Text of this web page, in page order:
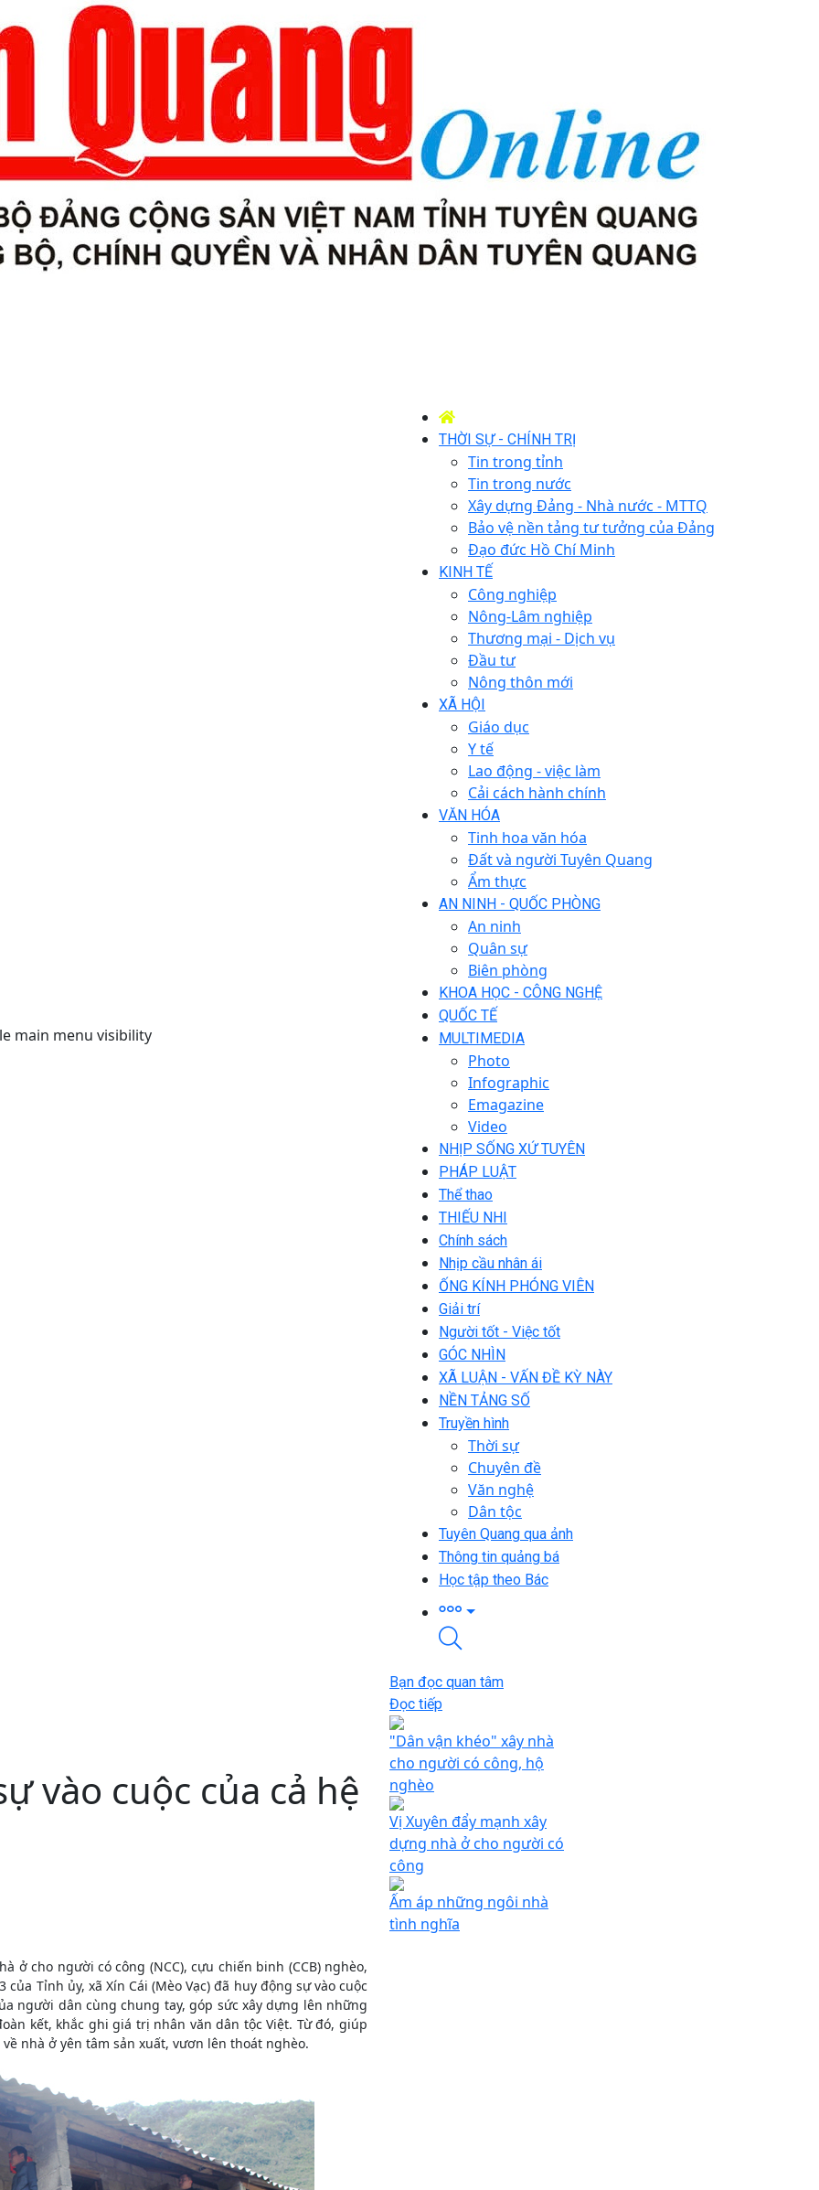
main menu visibility
THỜI SỰ - CHÍNH TRỊ
Tin trong tỉnh
Tin trong nước
Xây dựng Đảng - Nhà nước - MTTQ
Bảo vệ nền tảng tư tưởng của Đảng
Đạo đức Hồ Chí Minh
KINH TẾ
Công nghiệp
Nông-Lâm nghiệp
Thương mại - Dịch vụ
Đầu tư
Nông thôn mới
XÃ HỘI
Giáo dục
Y tế
Lao động - việc làm
Cải cách hành chính
VĂN HÓA
Tinh hoa văn hóa
Đất và người Tuyên Quang
Ẩm thực
AN NINH - QUỐC PHÒNG
An ninh
Quân sự
Biên phòng
KHOA HỌC - CÔNG NGHỆ
QUỐC TẾ
MULTIMEDIA
Photo
Infographic
Emagazine
Video
NHỊP SỐNG XỨ TUYÊN
PHÁP LUẬT
Thể thao
THIẾU NHI
Chính sách
Nhịp cầu nhân ái
ỐNG KÍNH PHÓNG VIÊN
Giải trí
Người tốt - Việc tốt
GÓC NHÌN
XÃ LUẬN - VẤN ĐỀ KỲ NÀY
NỀN TẢNG SỐ
Truyền hình
Thời sự
Chuyên đề
Văn nghệ
Dân tộc
Tuyên Quang qua ảnh
Thông tin quảng bá
Học tập theo Bác
vào cuộc của cả hệ
ở cho người có công (NCC), cựu chiến binh (CCB) nghèo,
Tỉnh ủy, xã Xín Cái (Mèo Vạc) đã huy động sự vào cuộc
người dân cùng chung tay, góp sức xây dựng lên những
kết, khắc ghi giá trị nhân văn dân tộc Việt. Từ đó, giúp
nhà ở yên tâm sản xuất, vươn lên thoát nghèo.
Bạn đọc quan tâm
Đọc tiếp
"Dân vận khéo" xây nhà
cho người có công, hộ
nghèo
Vị Xuyên đẩy mạnh xây
dựng nhà ở cho người có
công
Ấm áp những ngôi nhà
tình nghĩa